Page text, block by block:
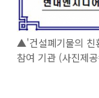
▲'건설폐기물의 친
참여 기관 (사진제